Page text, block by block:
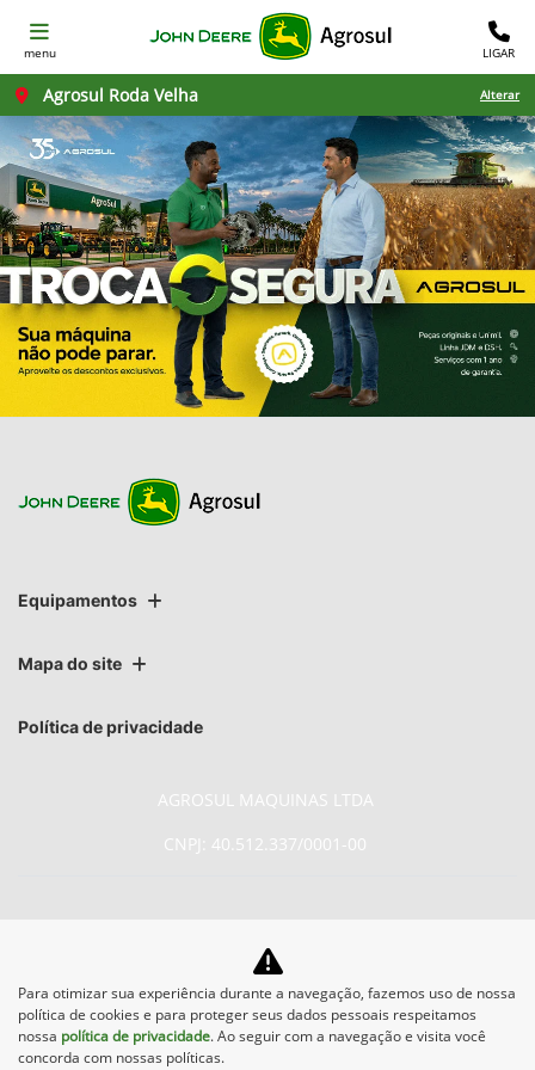
menu LIGAR
Agrosul Roda Velha Alterar
Equipamentos
Mapa do site
Política de privacidade
AGROSUL MAQUINAS LTDA
CNPJ: 40.512.337/0001-00
No trânsito, enxergar o outro
salva vidas.
Para otimizar sua experiência durante a navegação, fazemos uso de nossa
política de cookies e para proteger seus dados pessoais respeitamos
nossa política de privacidade. Ao seguir com a navegação e visita você
concorda com nossas políticas.